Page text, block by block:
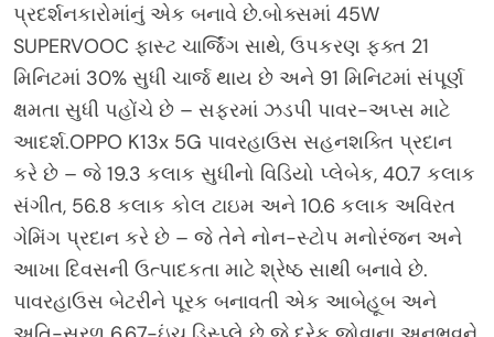
પ્રદર્શનકારોમાંનું એક બનાવે છે.બોક્સમાં 45W
SUPERVOOC ફાસ્ટ ચાર્જિંગ સાથે, ઉપકરણ ફક્ત 21
મિનિટમાં 30% સુધી ચાર્જ થાય છે અને 91 મિનિટમાં સંપૂર્ણ
ક્ષમતા સુધી પહોંચે છે – સફરમાં ઝડપી પાવર-અપ્સ માટે
આદર્શ.OPPO K13x 5G પાવરહાઉસ સહનશક્તિ પ્રદાન
કરે છે – જે 19.3 કલાક સુધીનો વિડિયો પ્લેબેક, 40.7 કલાક
સંગીત, 56.8 કલાક કોલ ટાઇમ અને 10.6 કલાક અવિરત
ગેમિંગ પ્રદાન કરે છે – જે તેને નોન-સ્ટોપ મનોરંજન અને
આખા દિવસની ઉત્પાદકતા માટે શ્રેષ્ઠ સાથી બનાવે છે.
પાવરહાઉસ બેટરીને પૂરક બનાવતી એક આબેહૂબ અને